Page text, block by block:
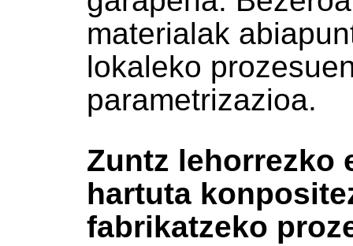
materialak
lokaleko
parametrizazioa.
Zuntz lehorrezko
hartuta
fabrikatzeko